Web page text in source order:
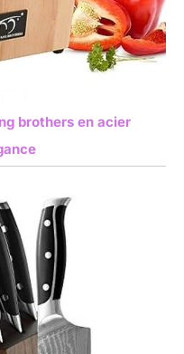
brothers en acier